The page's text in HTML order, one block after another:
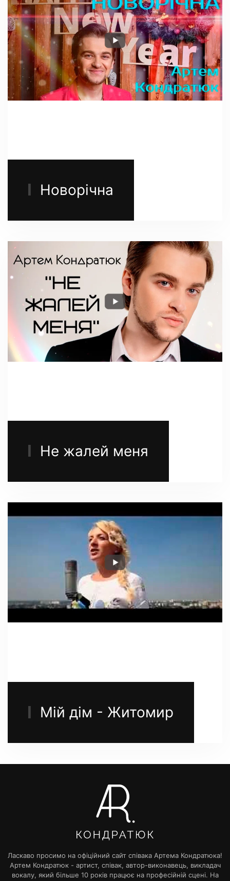
Новорічна
Не жалей меня
Мій дім - Житомир
Ласкаво просимо на офіційний сайт співака Артема Кондратюка!
Артем Кондратюк - артист, співак, автор-виконавець, викладач
вокалу, який більше 10 років працює на професійній сцені. На